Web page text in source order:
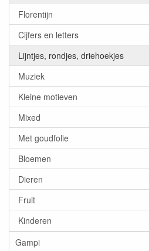
Florentijn
Cijfers en letters
Lijntjes, rondjes, driehoekjes
Muziek
Kleine motieven
Mixed
Met goudfolie
Bloemen
Dieren
Fruit
Kinderen
Gampi